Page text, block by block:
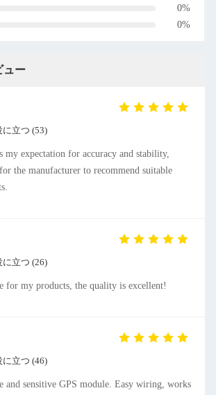
0%
0%
ュー
に立つ (53)
my expectation for accuracy and stability,
the manufacturer to recommend suitable
に立つ (26)
for my products, the quality is excellent!
に立つ (46)
and sensitive GPS module. Easy wiring, works